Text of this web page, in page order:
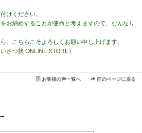
けください。
お納めすることが使命と考えますので、なんなり
、こちらこそよろしくお願い申し上げます。
さつ状 ONLINE STORE）
お客様の声一覧へ 前のページに戻る